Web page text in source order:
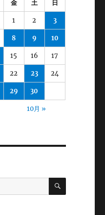
金 土 日
1 2 3
8 9 10
15 16 17
22 23 24
29 30
10月 »
検